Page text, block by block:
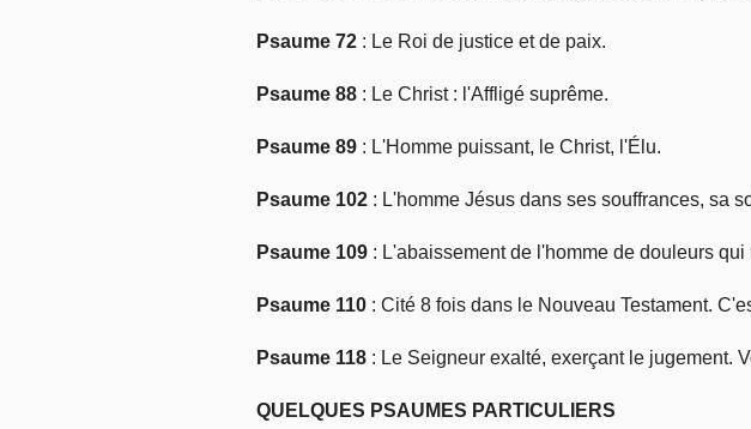
Psaume 72 : Le Roi de justice et de paix.
Psaume 88 : Le Christ : l'Affligé suprême.
Psaume 89 : L'Homme puissant, le Christ, l'Élu.
Psaume 102 : L'homme Jésus dans ses souffrances, sa
Psaume 109 : L'abaissement de l'homme de douleurs
Psaume 110 : Cité 8 fois dans le Nouveau Testament.
Psaume 118 : Le Seigneur exalté, exerçant le jugement.
QUELQUES PSAUMES PARTICULIERS